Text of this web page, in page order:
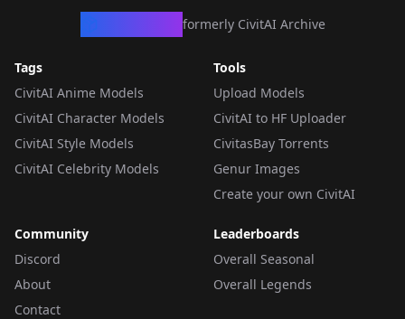
formerly CivitAI Archive
Tags
CivitAI Anime Models
CivitAI Character Models
CivitAI Style Models
CivitAI Celebrity Models
Tools
Upload Models
CivitAI to HF Uploader
CivitasBay Torrents
Genur Images
Create your own CivitAI
Community
Discord
About
Contact
Leaderboards
Overall Seasonal
Overall Legends